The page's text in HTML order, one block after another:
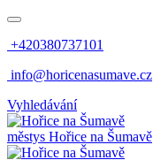
+420380737101
info@horicenasumave.cz
Vyhledávání
městys Hořice na Šumavě